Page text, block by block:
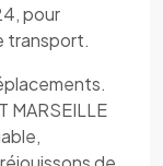
pour
transport.
MARSEILLE